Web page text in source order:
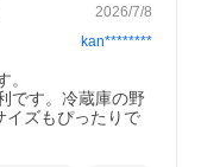
2026/7/8
kan********
です。冷蔵庫の野
イズもぴったりで